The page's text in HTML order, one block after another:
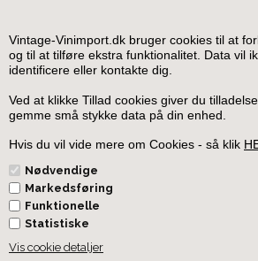
Vintage-Vinimport.dk bruger cookies til at
og til at tilføre ekstra funktionalitet. Data vil
identificere eller kontakte dig.
Ved at klikke Tillad cookies giver du
gemme små stykke data på din enhed.
Hvis du vil vide mere om Cookies - så klik
Nødvendige
Markedsføring
Funktionelle
Statistiske
Vis cookie detaljer
Forside» Australien»McLaren Vale hvidvin
Serafino Chardonnay